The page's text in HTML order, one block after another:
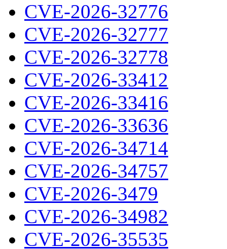
CVE-2026-32776
CVE-2026-32777
CVE-2026-32778
CVE-2026-33412
CVE-2026-33416
CVE-2026-33636
CVE-2026-34714
CVE-2026-34757
CVE-2026-3479
CVE-2026-34982
CVE-2026-35535